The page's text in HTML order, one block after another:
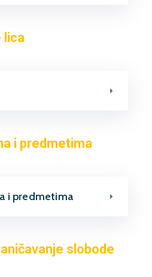
lica
i predmetima
i predmetima
slobode